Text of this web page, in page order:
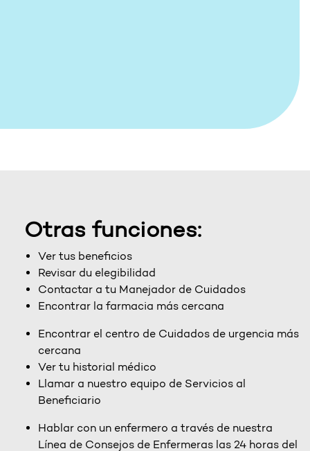
Otras funciones:
Ver tus beneficios
Revisar du elegibilidad
Contactar a tu Manejador de Cuidados
Encontrar la farmacia más cercana
Encontrar el centro de Cuidados de urgencia más
cercana
Ver tu historial médico
Llamar a nuestro equipo de Servicios al
Beneficiario
Hablar con un enfermero a través de nuestra
Línea de Consejos de Enfermeras las 24 horas del